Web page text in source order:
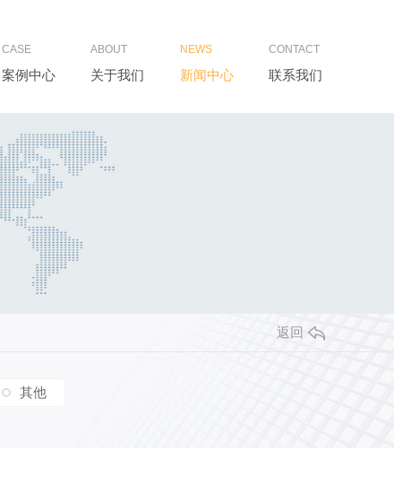
CASE
案例中心
ABOUT
关于我们
NEWS
新闻中心
CONTACT
联系我们
返回
其他